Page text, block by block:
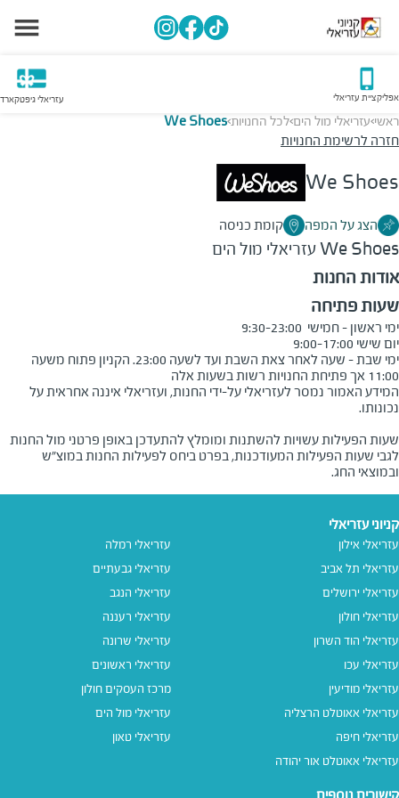
אפליקציית עזריאלי עזריאלי גיפטקארד
ראשי>עזריאלי מול הים>לכל החנויות>
We Shoes
חזרה לרשימת החנויות
We Shoes
הצג על המפה קומת כניסה
We Shoesעזריאלי מול הים
אודות החנות
שעות פתיחה
11:00 אך פתיחת החנויות רשות בשעות אלה
המידע האמור נמסר לעזריאלי על-ידי החנות, ועזריאלי איננה אחראית על
שעות הפעילות עשויות להשתנות ומומלץ להתעדכן באופן פרטני מול החנות
לגבי שעות הפעילות המעודכנות, בפרט ביחס לפעילות החנות במוצ"ש
ובמוצאי החג.
קניוני עזריאלי
עזריאלי אילון
עזריאלי תל אביב
עזריאלי ירושלים
עזריאלי חולון
עזריאלי הוד השרון
עזריאלי עכו
עזריאלי מודיעין
עזריאלי אאוטלט הרצליה
עזריאלי חיפה
עזריאלי אאוטלט אור יהודה
עזריאלי רמלה
עזריאלי גבעתיים
עזריאלי הנגב
עזריאלי רעננה
עזריאלי שרונה
עזריאלי ראשונים
מרכז העסקים חולון
עזריאלי מול הים
עזריאלי טאון